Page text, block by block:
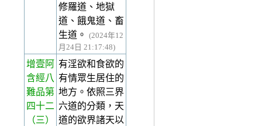
修羅道、地獄
道、餓鬼道、畜
生道。
(2024年12
月24日 21:17:48)
增壹阿
含經八
難品第
四十二
（三）
有淫欲和食欲的
有情眾生居住的
地方。依照三界
六道的分類，天
道的欲界諸天以